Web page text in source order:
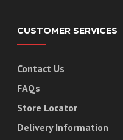
CUSTOMER SERVICES
Contact Us
FAQs
Store Locator
Delivery Information